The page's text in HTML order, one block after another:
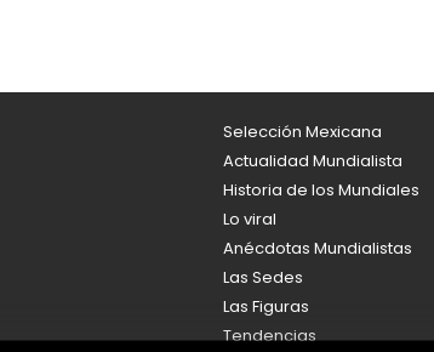
Selección Mexicana
Actualidad Mundialista
Historia de los Mundiales
Lo viral
Anécdotas Mundialistas
Las Sedes
Las Figuras
Tendencias